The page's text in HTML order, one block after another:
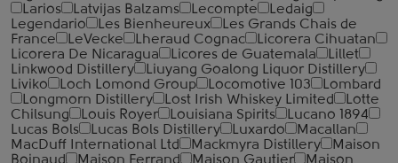
Larios
Latvijas Balzams Lecompte
Ledaig
Legendario
Les Bienheureux
Les Grands Chais de
France
LeVecke Lheraud Cognac
Licorera Cihuatan
Licorera De Nicaragua
Licores de Guatemala
Lillet
Linkwood Distillery
Liuyang Goalong Liquor Distillery
Liviko
Loch Lomond Group Locomotive 103
Lombard
Longmorn Distillery
Lost Irish Whiskey Limited
Lotte
Chilsung
Louis Royer Louisiana Spirits
Lucano 1894
Lucas Bols
Lucas Bols Distillery Luxardo
Macallan
MacDuff International Ltd
Mackmyra Distillery
Maison